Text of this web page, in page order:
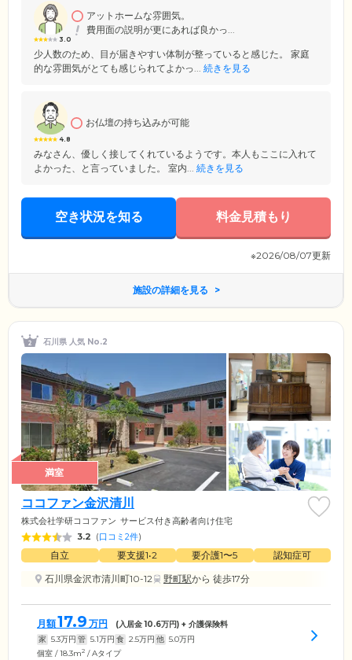
3.0
アットホームな雰囲気。
費用面の説明が更にあれば良かっ...
少人数のため、目が届きやすい体制が整っていると感じた。 家庭
的な雰囲気がとても感じられてよかっ... 続きを見る
4.8
お仏壇の持ち込みが可能
みなさん、優しく接してくれているようです。本人もここに入れて
よかった、と言っていました。 室内... 続きを見る
空き状況を知る 料金見積もり
※2026/08/07更新
施設の詳細を見る
石川県 人気 No.2
満室
ココファン金沢清川
株式会社学研ココファン サービス付き高齢者向け住宅
3.2 (口コミ2件)
自立 要支援1•2 要介護1〜5
認知症可
石川県金沢市清川町10-12
野町駅から 徒歩17分
月額17.9 万円 (入居金10.6万円) + 介護保険料
家 5.3万円 管 5.1万円 食 2.5万円 他 5.0万円
個室 / 18.3m2 / Aタイプ